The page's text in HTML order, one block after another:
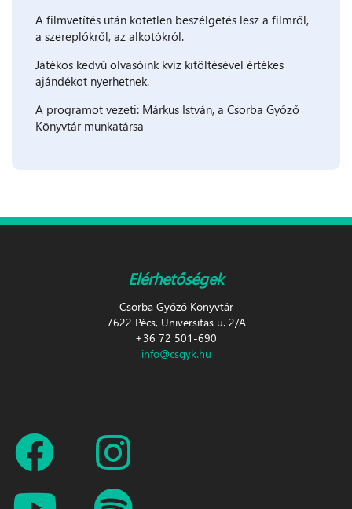
A filmvetítés után kötetlen beszélgetés lesz a filmről,
a szereplőkről, az alkotókról.
Játékos kedvű olvasóink kvíz kitöltésével értékes
ajándékot nyerhetnek.
A programot vezeti: Márkus István, a Csorba Győző
Könyvtár munkatársa
Elérhetőségek
Csorba Győző Könyvtár
7622 Pécs, Universitas u. 2/A
+36 72 501-690
info@csgyk.hu